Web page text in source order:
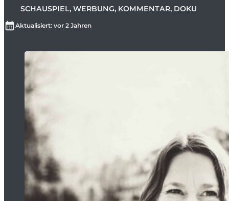
SCHAUSPIEL, WERBUNG, KOMMENTAR, DOKU
Aktualisiert: vor 2 Jahren